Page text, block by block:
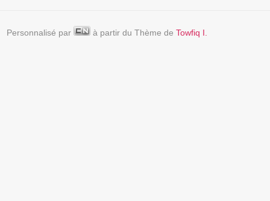
Personnalisé par à partir du Thème deTowfiq I.